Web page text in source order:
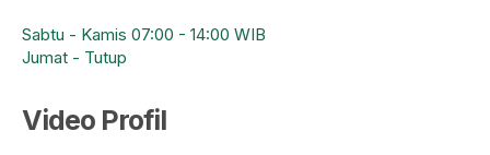
Sabtu - Kamis 07:00 - 14:00 WIB
Jumat - Tutup
Video Profil